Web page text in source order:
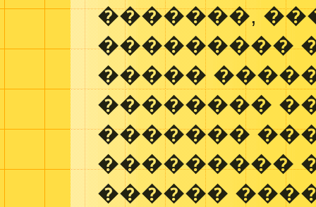
�������,
���������
�����
��������
�������
���������
������